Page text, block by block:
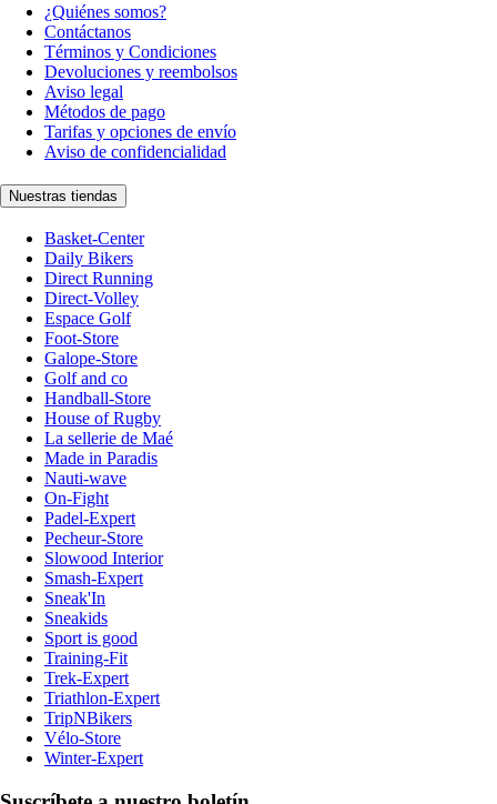
¿Quiénes somos?
Contáctanos
Términos y Condiciones
Devoluciones y reembolsos
Aviso legal
Métodos de pago
Tarifas y opciones de envío
Aviso de confidencialidad
Nuestras tiendas
Basket-Center
Daily Bikers
Direct Running
Direct-Volley
Espace Golf
Foot-Store
Galope-Store
Golf and co
Handball-Store
House of Rugby
La sellerie de Maé
Made in Paradis
Nauti-wave
On-Fight
Padel-Expert
Pecheur-Store
Slowood Interior
Smash-Expert
Sneak'In
Sneakids
Sport is good
Training-Fit
Trek-Expert
Triathlon-Expert
TripNBikers
Vélo-Store
Winter-Expert